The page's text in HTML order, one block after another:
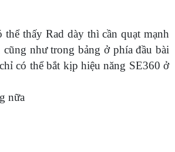
thể thấy Rad dày thì cần quạt mạnh
như trong bảng ở phía đầu bài
có thể bắt kịp hiệu năng SE360 ở
nữa